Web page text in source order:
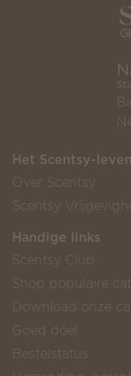
Het Scentsy-leven
Over Scentsy
Scentsy
Handige links
Scentsy Club
Shop populaire
Download onze
Goed doel
Bestelstatus